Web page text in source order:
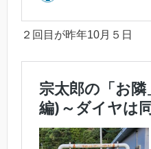
２回目が昨年10月５日